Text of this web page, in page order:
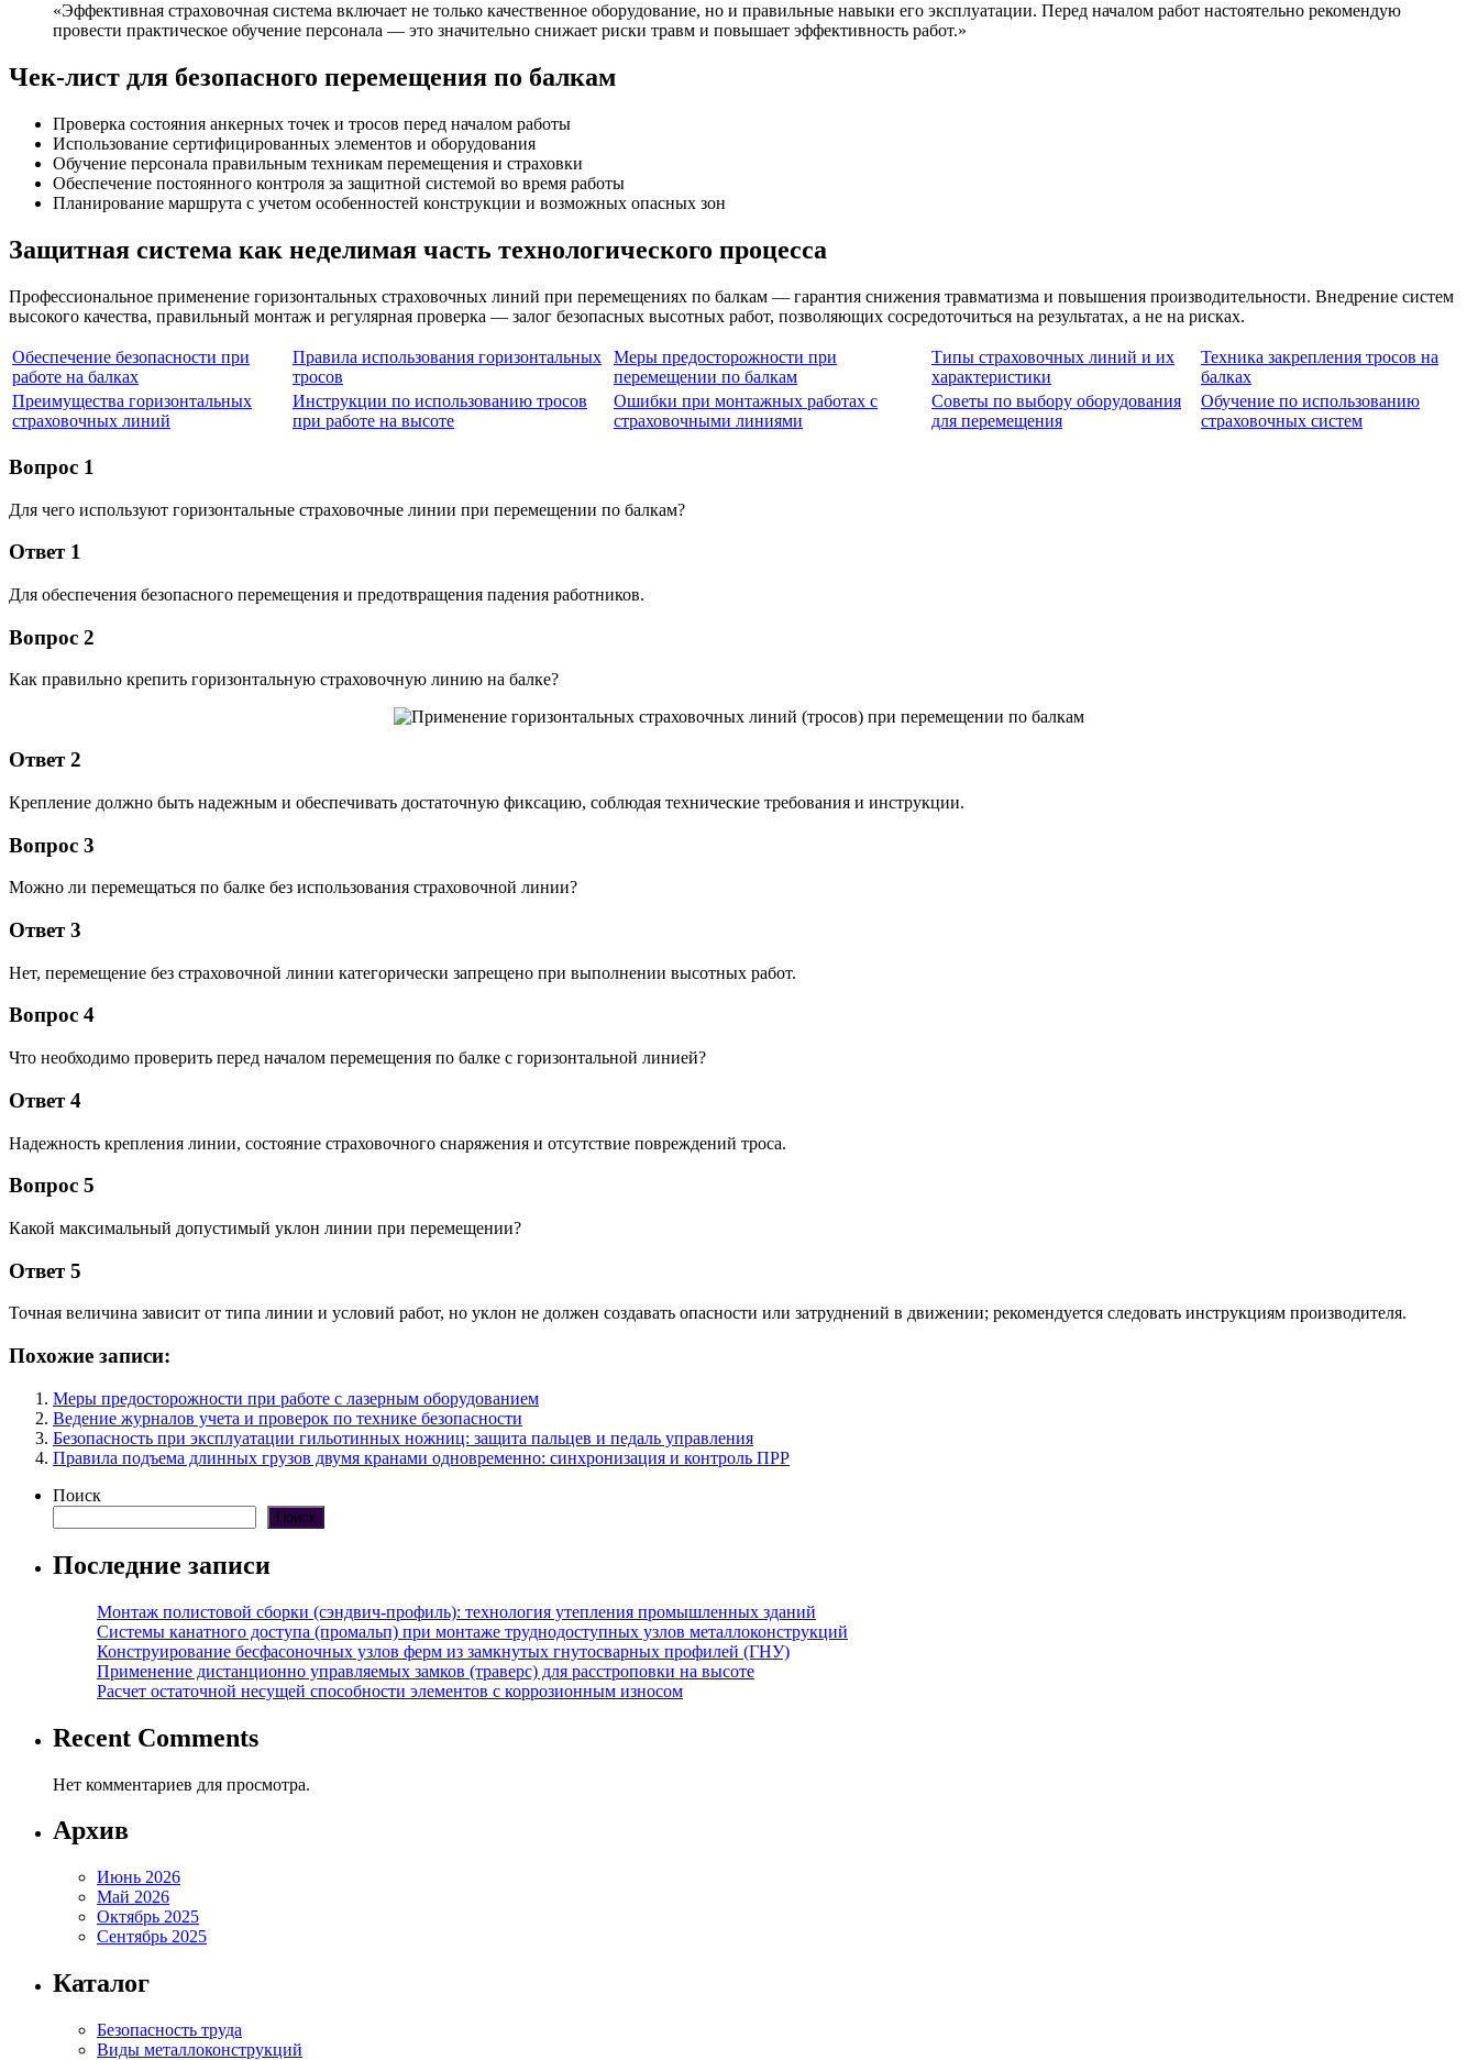
«Эффективная страховочная система включает не только качественное оборудование, но и правильные навыки его эксплуатации. Перед началом работ настоятельно рекомендую
провести практическое обучение персонала — это значительно снижает риски травм и повышает эффективность работ.»
Чек-лист для безопасного перемещения по балкам
Проверка состояния анкерных точек и тросов перед началом работы
Использование сертифицированных элементов и оборудования
Обучение персонала правильным техникам перемещения и страховки
Обеспечение постоянного контроля за защитной системой во время работы
Планирование маршрута с учетом особенностей конструкции и возможных опасных зон
Защитная система как неделимая часть технологического процесса
Профессиональное применение горизонтальных страховочных линий при перемещениях по балкам — гарантия снижения травматизма и повышения производительности. Внедрение систем
высокого качества, правильный монтаж и регулярная проверка — залог безопасных высотных работ, позволяющих сосредоточиться на результатах, а не на рисках.
Обеспечение безопасности при
работе на балках
Правила использования горизонтальных
тросов
Меры предосторожности при
перемещении по балкам
Типы страховочных линий и их
характеристики
Техника закрепления тросов на
балках
Преимущества горизонтальных
страховочных линий
Инструкции по использованию тросов
при работе на высоте
Ошибки при монтажных работах с
страховочными линиями
Советы по выбору оборудования
для перемещения
Обучение по использованию
страховочных систем
Вопрос 1
Для чего используют горизонтальные страховочные линии при перемещении по балкам?
Ответ 1
Для обеспечения безопасного перемещения и предотвращения падения работников.
Вопрос 2
Как правильно крепить горизонтальную страховочную линию на балке?
Ответ 2
Крепление должно быть надежным и обеспечивать достаточную фиксацию, соблюдая технические требования и инструкции.
Вопрос 3
Можно ли перемещаться по балке без использования страховочной линии?
Ответ 3
Нет, перемещение без страховочной линии категорически запрещено при выполнении высотных работ.
Вопрос 4
Что необходимо проверить перед началом перемещения по балке с горизонтальной линией?
Ответ 4
Надежность крепления линии, состояние страховочного снаряжения и отсутствие повреждений троса.
Вопрос 5
Какой максимальный допустимый уклон линии при перемещении?
Ответ 5
Точная величина зависит от типа линии и условий работ, но уклон не должен создавать опасности или затруднений в движении; рекомендуется следовать инструкциям производителя.
Похожие записи:
Меры предосторожности при работе с лазерным оборудованием
Ведение журналов учета и проверок по технике безопасности
Безопасность при эксплуатации гильотинных ножниц: защита пальцев и педаль управления
Правила подъема длинных грузов двумя кранами одновременно: синхронизация и контроль ПРР
Поиск
Поиск
Последние записи
Монтаж полистовой сборки (сэндвич-профиль): технология утепления промышленных зданий
Системы канатного доступа (промальп) при монтаже труднодоступных узлов металлоконструкций
Конструирование бесфасоночных узлов ферм из замкнутых гнутосварных профилей (ГНУ)
Применение дистанционно управляемых замков (траверс) для расстроповки на высоте
Расчет остаточной несущей способности элементов с коррозионным износом
Recent Comments
Нет комментариев для просмотра.
Архив
Июнь 2026
Май 2026
Октябрь 2025
Сентябрь 2025
Каталог
Безопасность труда
Виды металлоконструкций